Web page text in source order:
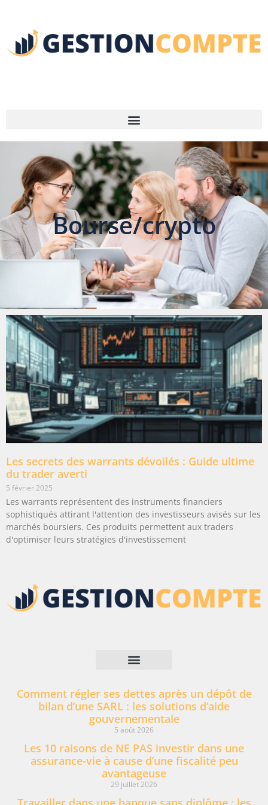
Bourse/crypto
Les secrets des warrants dévoilés : Guide ultime
du trader averti
5 février 2025
Les warrants représentent des instruments financiers
sophistiqués attirant l'attention des investisseurs avisés sur les
marchés boursiers. Ces produits permettent aux traders
d'optimiser leurs stratégies d'investissement
Comment régler ses dettes après un dépôt de
bilan d’une SARL : les solutions d’aide
gouvernementale
5 août 2026
Les 10 raisons de NE PAS investir dans une
assurance-vie à cause d’une fiscalité peu
avantageuse
29 juillet 2026